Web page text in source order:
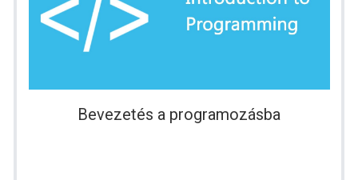
Bevezetés a programozásba